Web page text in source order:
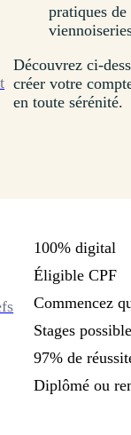
pratiques
Découvrez ci-
créer votre
en toute sérénité.
100% digital
Éligible CPF
Commencez
Stages
97% de
Diplômé ou